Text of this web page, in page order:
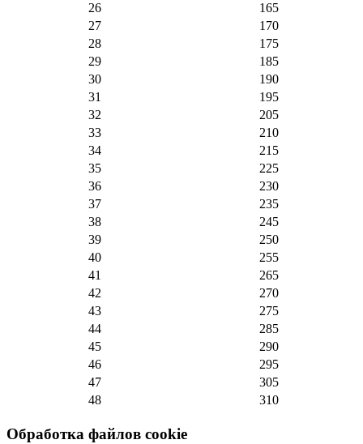
26
165
27
170
28
175
29
185
30
190
31
195
32
205
33
210
34
215
35
225
36
230
37
235
38
245
39
250
40
255
41
265
42
270
43
275
44
285
45
290
46
295
47
305
48
310
Обработка файлов cookie